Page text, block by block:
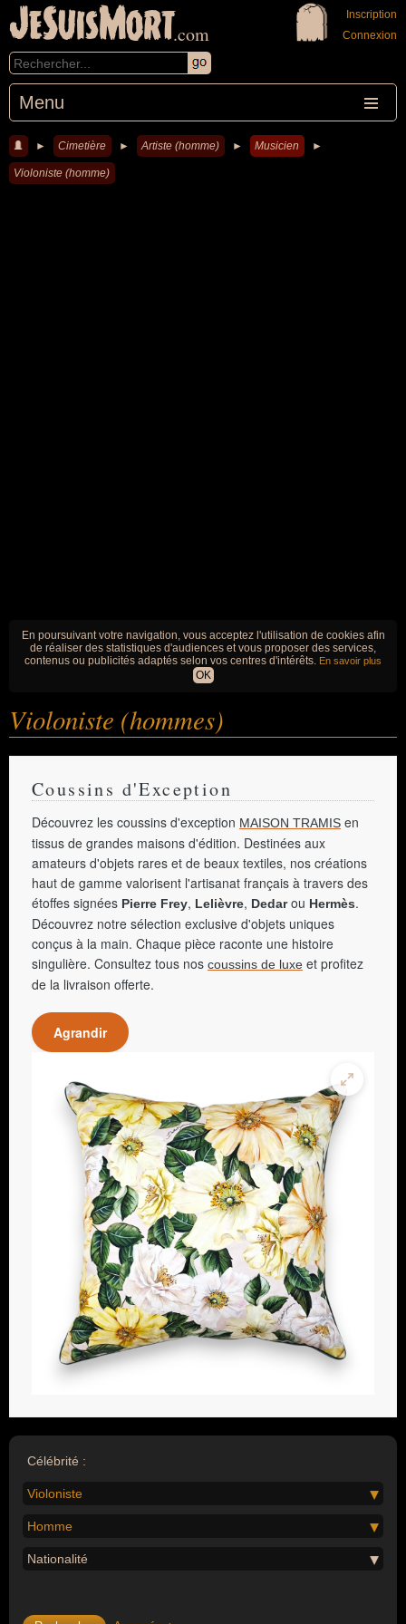
JeSuisMort.com
Menu
Inscription
Connexion
► Cimetière ► Artiste (homme) ► Musicien ►
Violoniste (homme)
En poursuivant votre navigation, vous acceptez l'utilisation de cookies afin
de réaliser des statistiques d'audiences et vous proposer des services,
contenus ou publicités adaptés selon vos centres d'intérêts. En savoir plus
OK
Violoniste (hommes)
Coussins d'Exception
Découvrez les coussins d'exception MAISON TRAMIS en
tissus de grandes maisons d'édition. Destinées aux
amateurs d'objets rares et de beaux textiles, nos créations
haut de gamme valorisent l'artisanat français à travers des
étoffes signées Pierre Frey, Lelièvre, Dedarou Hermès.
Découvrez notre sélection exclusive d'objets uniques
conçus à la main. Chaque pièce raconte une histoire
singulière. Consultez tous nos coussins de luxe et profitez
de la livraison offerte.
Agrandir
Célébrité :
Violoniste
Homme
Nationalité